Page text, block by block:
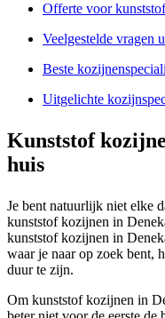
Offerte voor
Veelgestelde vragen
Beste
Uitgelichte
Kunststof
huis
Je bent natuurlijk niet elke
kunststof kozijnen in
kunststof kozijnen in
waar je naar op zoek bent,
duur te zijn.
Om kunststof kozijnen in